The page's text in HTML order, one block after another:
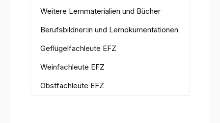
Weitere Lernmaterialien und Bücher
Berufsbildner:in und Lernokumentationen
Geflügelfachleute EFZ
Weinfachleute EFZ
Obstfachleute EFZ